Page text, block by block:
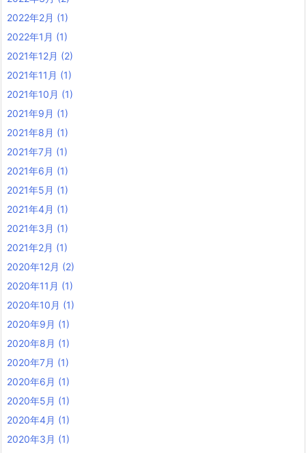
2022年2月 (1)
2022年1月 (1)
2021年12月 (2)
2021年11月 (1)
2021年10月 (1)
2021年9月 (1)
2021年8月 (1)
2021年7月 (1)
2021年6月 (1)
2021年5月 (1)
2021年4月 (1)
2021年3月 (1)
2021年2月 (1)
2020年12月 (2)
2020年11月 (1)
2020年10月 (1)
2020年9月 (1)
2020年8月 (1)
2020年7月 (1)
2020年6月 (1)
2020年5月 (1)
2020年4月 (1)
2020年3月 (1)